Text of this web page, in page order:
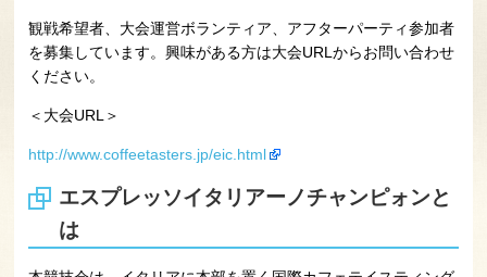
観戦希望者、大会運営ボランティア、アフターパーティ参加者
を募集しています。興味がある方は大会URLからお問い合わせ
ください。
＜大会URL＞
http://www.coffeetasters.jp/eic.html
エスプレッソイタリアーノチャンピォンと
は